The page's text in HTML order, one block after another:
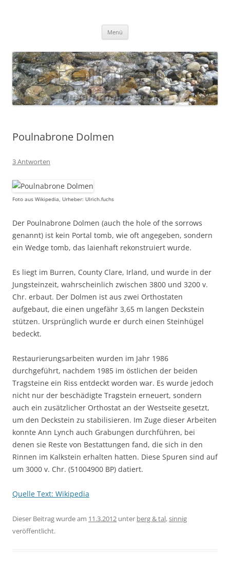
Menü
Poulnabrone Dolmen
3 Antworten
Foto aus Wikipedia, Urheber: Ulrich.fuchs
Der Poulnabrone Dolmen (auch the hole of the sorrows
genannt) ist kein Portal tomb, wie oft angegeben, sondern
ein Wedge tomb, das laienhaft rekonstruiert wurde.
Es liegt im Burren, County Clare, Irland, und wurde in der
Jungsteinzeit, wahrscheinlich zwischen 3800 und 3200 v.
Chr. erbaut. Der Dolmen ist aus zwei Orthostaten
aufgebaut, die einen ungefähr 3,65 m langen Deckstein
stützen. Ursprünglich wurde er durch einen Steinhügel
bedeckt.
Restaurierungsarbeiten wurden im Jahr 1986
durchgeführt, nachdem 1985 im östlichen der beiden
Tragsteine ein Riss entdeckt worden war. Es wurde jedoch
nicht nur der beschädigte Tragstein erneuert, sondern
auch ein zusätzlicher Orthostat an der Westseite gesetzt,
um den Deckstein zu stabilisieren. Im Zuge dieser Arbeiten
konnte Ann Lynch auch Grabungen durchführen, bei
denen sie Reste von Bestattungen fand, die sich in den
Rinnen im Kalkstein erhalten hatten. Diese Spuren sind auf
um 3000 v. Chr. (51004900 BP) datiert.
Quelle Text: Wikipedia
Dieser Beitrag wurde am 11.3.2012 unter berg & tal,sinnig
veröffentlicht.